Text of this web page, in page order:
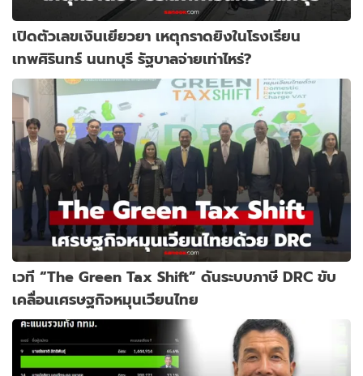
เปิดตัวเลขเงินเยียวยา เหตุกราดยิงในโรงเรียน
เทพศิรินทร์ นนทบุรี รัฐบาลจ่ายเท่าไหร่?
เวที “The Green Tax Shift” ดันระบบภาษี DRC ขับ
เคลื่อนเศรษฐกิจหมุนเวียนไทย